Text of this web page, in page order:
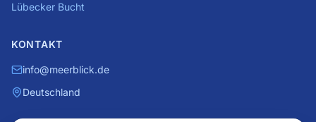
Lübecker Bucht
KONTAKT
info@meerblick.de
Deutschland